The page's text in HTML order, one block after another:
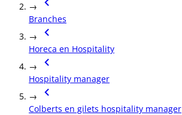
→
Branches
→
Horeca en Hospitality
→
Hospitality manager
→
Colberts en gilets hospitality manager